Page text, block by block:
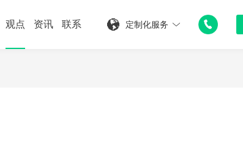
观点 资讯 联系 定制化服务